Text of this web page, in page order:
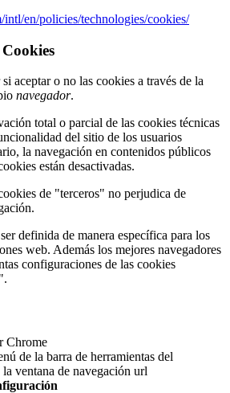
en/policies/technologies/cookies/
aceptar o no las cookies a través de la
navegador.
total o parcial de las cookies técnicas
del sitio de los usuarios
la navegación en contenidos públicos
están desactivadas.
de "terceros" no perjudica de
definida de manera específica para los
web. Además los mejores navegadores
configuraciones de las cookies
Chrome
de la barra de herramientas del
ventana de navegación url